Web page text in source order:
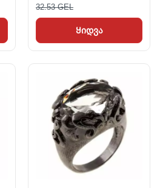
32.53 GEL
Ყიდვა